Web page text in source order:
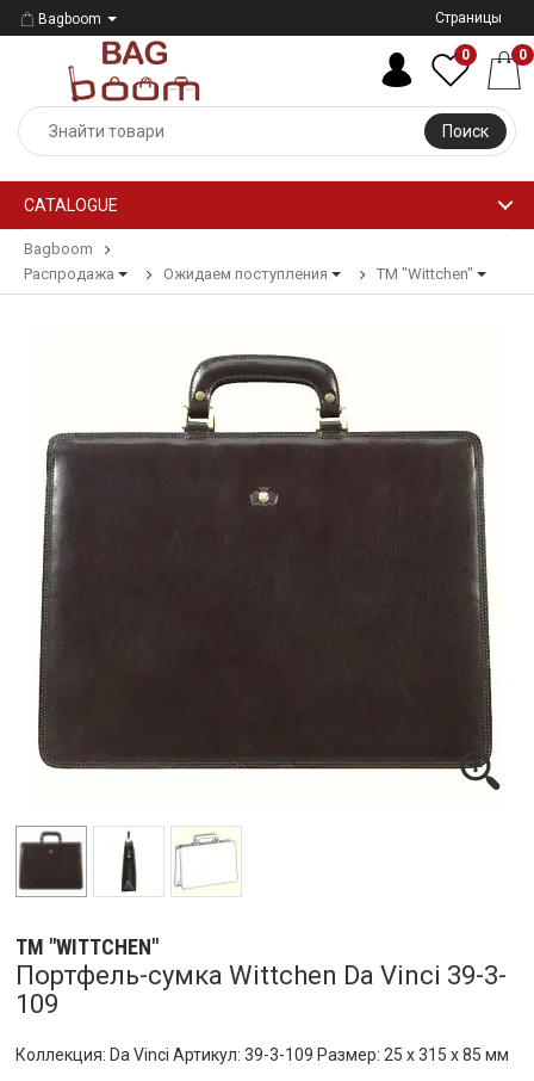
Bagboom Страницы
Поиск
0 0
CATALOGUE
Bagboom
Распродажа
Ожидаем поступления ТМ "Wittchen"
ТМ "WITTCHEN"
Портфель-сумка Wittchen Da Vinci 39-3-
109
Коллекция: Da Vinci Артикул: 39-3-109 Размер: 25 x 315 x 85 мм